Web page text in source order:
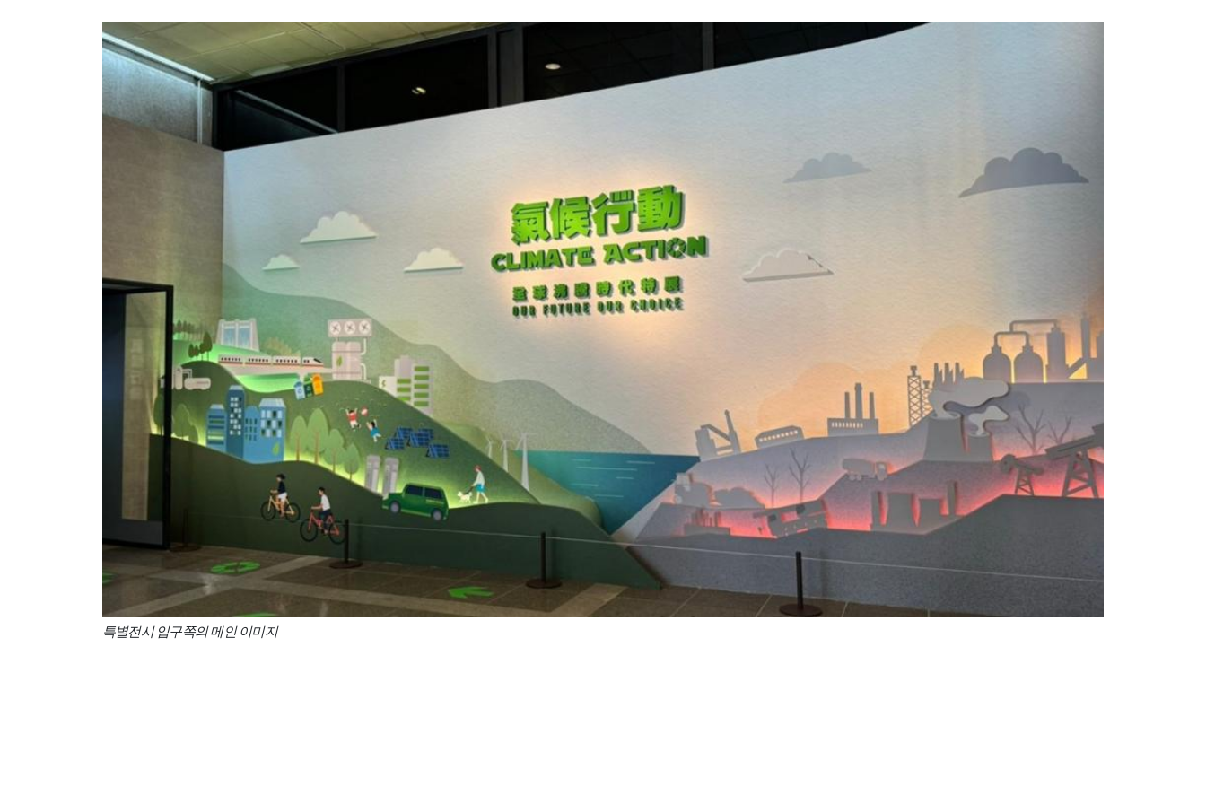
특별전시 입구쪽의 메인 이미지